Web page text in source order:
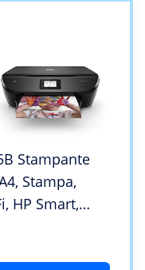
Stampante
Stampa,
HP Smart,
4 Mesi